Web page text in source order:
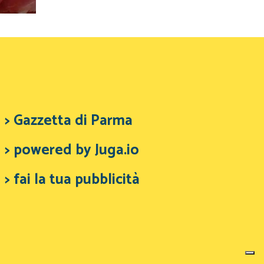
> Gazzetta di Parma
> powered by Juga.io
> fai la tua pubblicità